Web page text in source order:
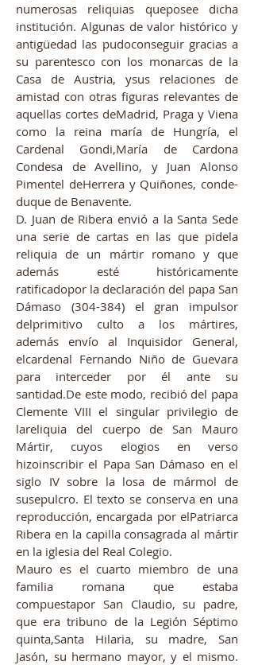
numerosas reliquias queposee dicha
institución. Algunas de valor histórico y
antigüedad las pudoconseguir gracias a
su parentesco con los monarcas de la
Casa de Austria, ysus relaciones de
amistad con otras figuras relevantes de
aquellas cortes deMadrid, Praga y Viena
como la reina maría de Hungría, el
Cardenal Gondi,María de Cardona
Condesa de Avellino, y Juan Alonso
Pimentel deHerrera y Quiñones, conde-
duque de Benavente.
D. Juan de Ribera envió a la Santa Sede
una serie de cartas en las que pidela
reliquia de un mártir romano y que
además esté históricamente
ratificadopor la declaración del papa San
Dámaso (304-384) el gran impulsor
delprimitivo culto a los mártires,
además envío al Inquisidor General,
elcardenal Fernando Niño de Guevara
para interceder por él ante su
santidad.De este modo, recibió del papa
Clemente VIII el singular privilegio de
lareliquia del cuerpo de San Mauro
Mártir, cuyos elogios en verso
hizoinscribir el Papa San Dámaso en el
siglo IV sobre la losa de mármol de
susepulcro. El texto se conserva en una
reproducción, encargada por elPatriarca
Ribera en la capilla consagrada al mártir
en la iglesia del Real Colegio.
Mauro es el cuarto miembro de una
familia romana que estaba
compuestapor San Claudio, su padre,
que era tribuno de la Legión Séptimo
quinta,Santa Hilaria, su madre, San
Jasón, su hermano mayor, y el mismo.